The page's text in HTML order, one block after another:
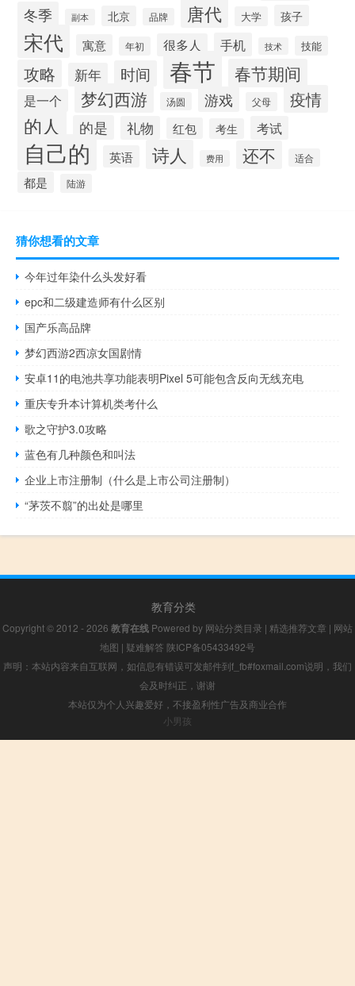
冬季 副本 北京 品牌 唐代 大学 孩子
宋代 寓意 年初 很多人 手机 技术 技能
攻略 新年 时间 春节 春节期间
是一个 梦幻西游 汤圆 游戏 父母 疫情
的人 的是 礼物 红包 考生 考试
自己的 英语 诗人 费用 还不 适合
都是 陆游
猜你想看的文章
今年过年染什么头发好看
epc和二级建造师有什么区别
国产乐高品牌
梦幻西游2西凉女国剧情
安卓11的电池共享功能表明Pixel 5可能包含反向无线充电
重庆专升本计算机类考什么
歌之守护3.0攻略
蓝色有几种颜色和叫法
企业上市注册制（什么是上市公司注册制）
“茅茨不翦”的出处是哪里
教育分类
Copyright © 2012 - 2026 教育在线 Powered by 网站分类目录 | 精选推荐文章 | 网站
地图 | 疑难解答 陕ICP备05433492号
声明：本站内容来自互联网，如信息有错误可发邮件到f_fb#foxmail.com说明，我们
会及时纠正，谢谢
本站仅为个人兴趣爱好，不接盈利性广告及商业合作
小男孩